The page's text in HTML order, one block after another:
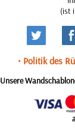
(ist
• Politik des
Unsere